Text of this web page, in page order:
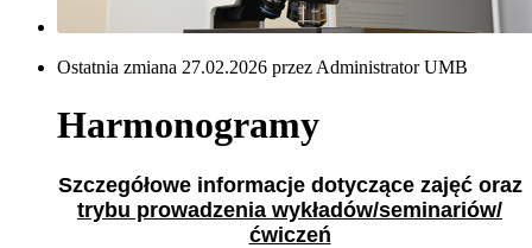
Ostatnia zmiana 27.02.2026 przez Administrator UMB
Harmonogramy
Szczegółowe informacje dotyczące zajęć oraz
trybu prowadzenia wykładów/seminariów/
ćwiczeń